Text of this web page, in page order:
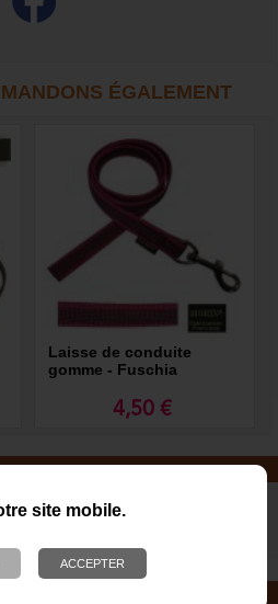
site mobile.
ÉGALEMENT
Laisse de conduite
gomme - Fuschia
4,50 €
de jeux avec votre chien